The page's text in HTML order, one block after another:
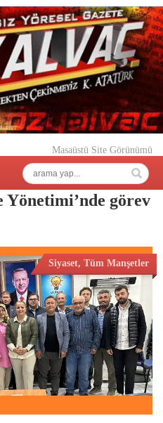
Masaüstü Site Görünümü
görev
Siyaset, Tüm Manşetler